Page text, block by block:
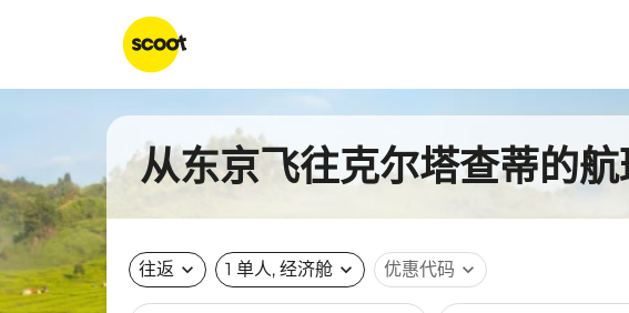
从东京飞往克尔塔查蒂的
往返 expand_more 1 单人, 经济舱 expand_more 优惠代码 expand_more